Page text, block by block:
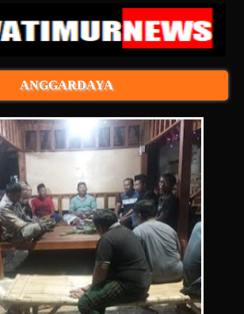
ANGGARDAYA